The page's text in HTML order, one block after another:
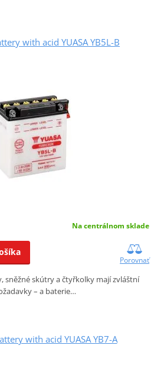
with acid YUASA YB5L-B
Na centrálnom sklade
Porovnať
sněžné skútry a čtyřkolky mají zvláštní
– a baterie…
with acid YUASA YB7-A